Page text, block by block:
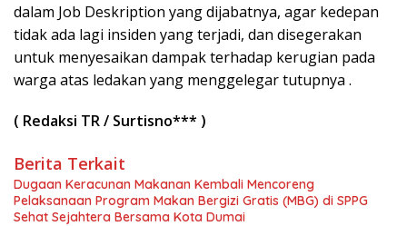
dalam Job Deskription yang dijabatnya, agar kedepan
tidak ada lagi insiden yang terjadi, dan disegerakan
untuk menyesaikan dampak terhadap kerugian pada
warga atas ledakan yang menggelegar tutupnya .
( Redaksi TR / Surtisno*** )
Berita Terkait
Dugaan Keracunan Makanan Kembali Mencoreng
Pelaksanaan Program Makan Bergizi Gratis (MBG) di SPPG
Sehat Sejahtera Bersama Kota Dumai